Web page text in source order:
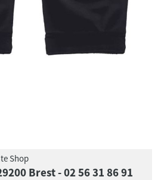
Shop
Brest - 02 56 31 86 91